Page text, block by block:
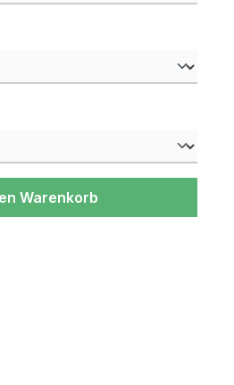
ein oder benutze die Schaltflächen
Warenkorb